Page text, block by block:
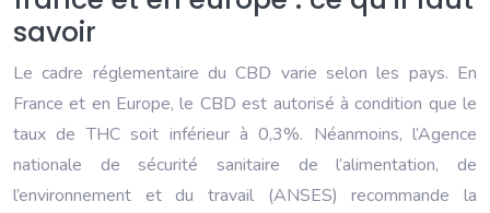
savoir
Le cadre réglementaire du CBD varie selon les pays. En
France et en Europe, le CBD est autorisé à condition que le
taux de THC soit inférieur à 0,3%. Néanmoins, l’Agence
nationale de sécurité sanitaire de l’alimentation, de
l’environnement et du travail (ANSES) recommande la